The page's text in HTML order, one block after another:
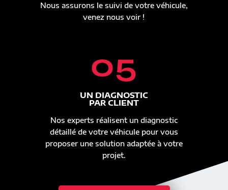
Nous assurons le suivi de votre véhicule,
venez nous voir !
05
UN DIAGNOSTIC
PAR CLIENT
Nos experts réalisent un diagnostic
détaillé de votre véhicule pour vous
proposer une solution adaptée à votre
projet.